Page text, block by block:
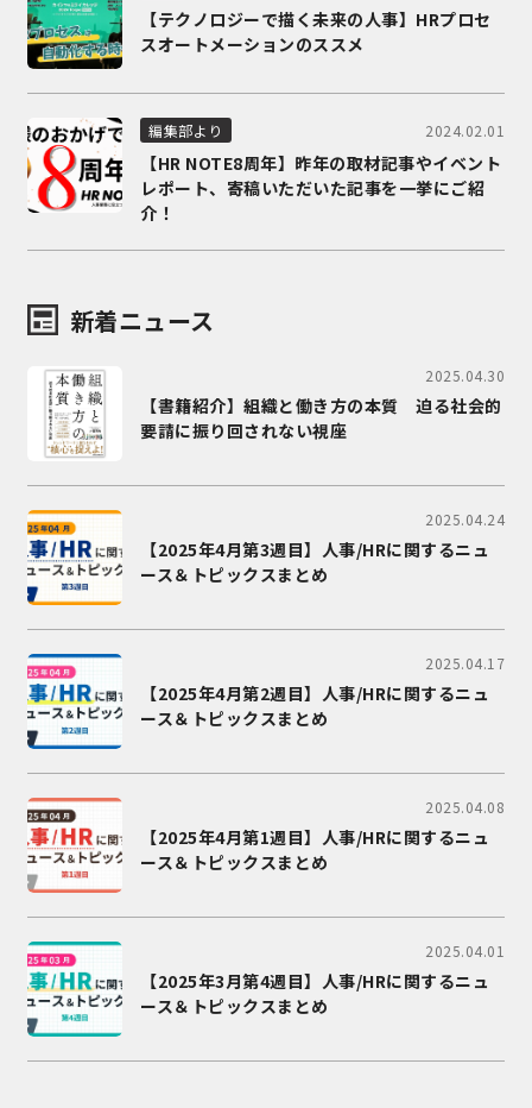
【テクノロジーで描く未来の人事】HRプロセ
スオートメーションのススメ
編集部より 2024.02.01
【HR NOTE8周年】昨年の取材記事やイベント
レポート、寄稿いただいた記事を一挙にご紹
介！
新着ニュース
2025.04.30
【書籍紹介】組織と働き方の本質 迫る社会的
要請に振り回されない視座
2025.04.24
【2025年4月第3週目】人事/HRに関するニュ
ース＆トピックスまとめ
2025.04.17
【2025年4月第2週目】人事/HRに関するニュ
ース＆トピックスまとめ
2025.04.08
【2025年4月第1週目】人事/HRに関するニュ
ース＆トピックスまとめ
2025.04.01
【2025年3月第4週目】人事/HRに関するニュ
ース＆トピックスまとめ